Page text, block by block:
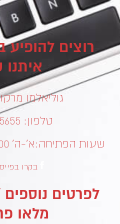
רוצים להופיע
גוליאלמו מרקוני 25,
טלפון: 077-9965655
שעות הפתיחה:א’-ה’ 08:00-17:00
בקרו
לפרטים
מלאו